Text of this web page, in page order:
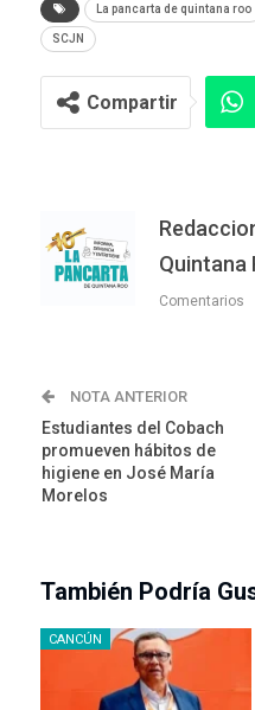
La pancarta de quintana roo
SCJN
Compartir
Quintana
Comentarios
NOTA ANTERIOR
Estudiantes del Cobach
promueven hábitos de
higiene en José María
Morelos
También Podría
CANCÚN